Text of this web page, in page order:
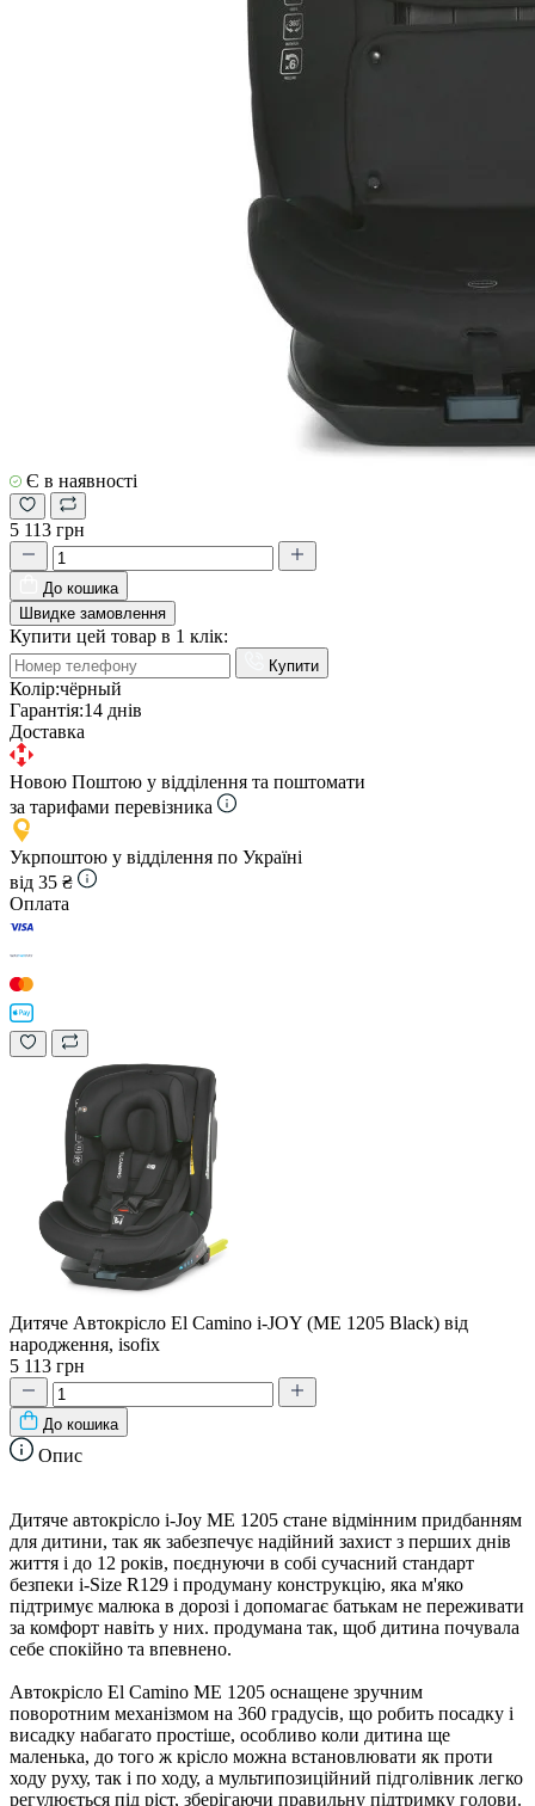
Є в наявності
5 113 грн
До кошика
Швидке замовлення
Купити цей товар в 1 клік:
Купити
Колір:чёрный
Гарантія:14 днів
Доставка
Новою Поштою у відділення та поштомати
за тарифами перевізника
Укрпоштою у відділення по Україні
від 35 ₴
Оплата
Дитяче Автокрісло El Camino i-JOY (ME 1205 Black) від
народження, isofix
5 113 грн
До кошика
Опис
Дитяче автокрісло i-Joy ME 1205 стане відмінним придбанням
для дитини, так як забезпечує надійний захист з перших днів
життя і до 12 років, поєднуючи в собі сучасний стандарт
безпеки i-Size R129 і продуману конструкцію, яка м'яко
підтримує малюка в дорозі і допомагає батькам не переживати
за комфорт навіть у них. продумана так, щоб дитина почувала
себе спокійно та впевнено.
Автокрісло El Camino ME 1205 оснащене зручним
поворотним механізмом на 360 градусів, що робить посадку і
висадку набагато простіше, особливо коли дитина ще
маленька, до того ж крісло можна встановлювати як проти
ходу руху, так і по ходу, а мультипозиційний підголівник легко
регулюється під ріст, зберігаючи правильну підтримку голови.